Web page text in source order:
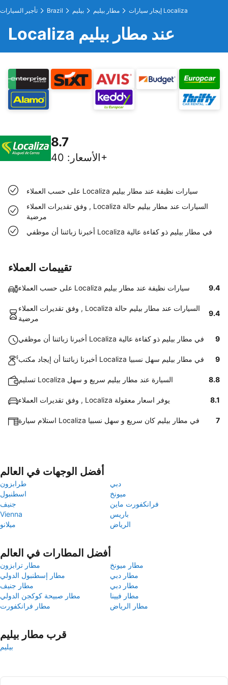
تأجير السيارات Brazil بيليم مطار بيليم إيجار سيارات Localiza
Localiza عند مطار بيليم
8.7
الأسعار : 40+
على حسب العملاء Localiza سيارات نظيفة عند مطار بيليم
وفق تقديرات العملاء , Localiza السيارات عند مطار بيليم حالة
مرضية
أخبرنا زبائننا أن موظفي Localiza في مطار بيليم ذو كفاءة عالية
تقييمات العملاء
على حسب العملاء Localiza سيارات نظيفة عند مطار بيليم 9.4
وفق تقديرات العملاء , Localiza السيارات عند مطار بيليم حالة
مرضية
9.4
أخبرنا زبائننا أن موظفي Localiza في مطار بيليم ذو كفاءة عالية 9
أخبرنا زبائننا أن إيجاد مكتب Localiza في مطار بيليم سهل نسبيا 9
تسليم Localiza السيارة عند مطار بيليم سريع و سهل 8.8
وفق تقديرات العملاء , Localiza يوفر اسعار معقولة 8.1
استلام سيارة Localiza في مطار بيليم كان سريع و سهل نسبيا 7
أفضل الوجهات في العالم
طرابزون
دبي
اسطنبول
ميونخ
جنيف
فرانكفورت ماين
Vienna
باريس
ميلانو
الرياض
أفضل المطارات في العالم
مطار ترابزون
مطار ميونخ
مطار إسطنبول الدولي
مطار دبي
مطار جنيف
مطار دبي
مطار صبيحة كوكجن الدولي
مطار فيينا
مطار فرانكفورت
مطار الرياض
قرب مطار بيليم
بيليم